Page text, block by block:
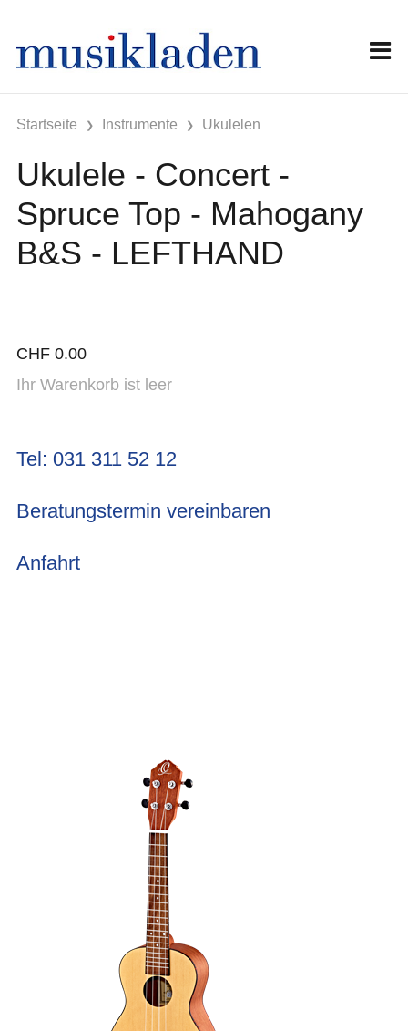
Startseite Instrumente Ukulelen
Ukulele - Concert -
Spruce Top - Mahogany
B&S - LEFTHAND
CHF 0.00
Ihr Warenkorb ist leer
Tel: 031 311 52 12
Beratungstermin vereinbaren
Anfahrt